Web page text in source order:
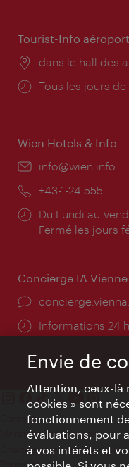
Tourist-Info
Lieu:
dans le hall des
Horaires
Tous les jours de
Wien Hotels & Info
E-
info@wien.info
Téléphone:
+43-1-24 555
Horaires
d'ouverture:
Du Lundi au
Fermé les jours
Concierge IA Vienne
Ort:
Öffnungszeiten:
Informations 24
Contact
Mentions obligatoires
Charte sur le respect de la
Terms of Use
Envie de
Attention, ceux-là
cookies » sont
fonctionnement
évaluations, pour
à vos intérêts et